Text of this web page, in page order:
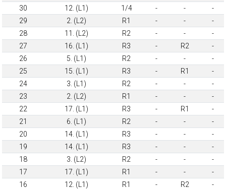
30
12. (L1) 1/4 - -
-
29
2. (L2) R1 - -
-
28
11. (L2) R2 - -
-
27
16. (L1) R3 - R2
-
26
5. (L1) R2 - -
-
25
15. (L1) R3 - R1
-
24
3. (L1) R2 - -
-
23
2. (L2) R1 - -
-
22
17. (L1) R3 - R1
-
21
6. (L1) R2 - -
-
20
14. (L1) R3 - -
-
19
14. (L1) R3 - -
-
18
3. (L2) R2 - -
-
17
17. (L1) R1 - -
-
16
12. (L1) R1 - R2
-